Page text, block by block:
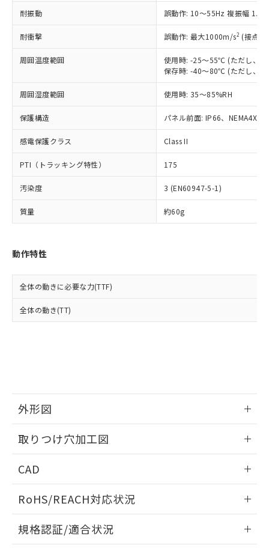
耐振動 誤動作: 10～55Hz 複振幅
耐衝撃 誤動作: 最大1000m/s2 (接点
周囲温度範囲
使用時: -25～55℃ (ただし、氷
保存時: -40～80℃ (ただし、氷
周囲湿度範囲 使用時: 35～85%RH
保護構造 パネル前面: IP66、NEMA4X,
感電保護クラス Class II
PTI（トラッキング特性） 175
汚染度 3 (EN60947-5-1)
質量 約60g
動作特性
全体の動きに必要な力(TTF)
全体の動き(TT)
外形図
取りつけ穴加工図
CAD
ドすることができます。
ログイン/会員登録
RoHS/REACH対応状況
EU RoHS 注意事項・凡例
規格認証/適合状況
記載している更新日時点での社内デー
タに基づき作成されるものであり、閲
覧された時点での実際の在庫および標
準価格とは異なる場合があることをご
正式な納期状況および標準価格はお客
様のお取引先、またはお客様担当のオ
ムロン制御機器販売店・当社販売員に
オムロン制御機器販売店や当社販売拠
販売ネットワーク
」をご確認
ください。
在庫状況および標準価格結果を当社の
事前の承諾なく第三者に漏洩または開
示しないようお願いします。
マイパーツ機能（部品リスト作成サー
ビス）をご利用いただくには、I-Web
メンバーズにご登録されている必要が
および当社の共同利用者が、当社の製
品・サービスに関するお客様との取
をご了承ください。
※当社の共同利用者とは、"個人情報
鉛(Pb) 1000ppm以下、 水銀(Hg) 1000ppm以下、 カド
六価クロム(Cr(Ⅵ)) 1000ppm以下、ポリ臭化ビフェニル
類(PBB) 1000ppm以下、ポリ臭化ジフェニルエーテル類
(PBDE) 1000ppm以下、フタル酸ビス(2-エチルヘキシ
ル) (DEHP)(別名：DOP) 1000ppm以下、フタル酸ブチ
ルベンジル（BBP） 1000ppm以下、フタル酸ジブチル
（DBP） 1000ppm以下、フタル酸ジイソブチル
(DIBP) 1000ppm以下
但し、RoHS指令で産業用監視および制御機器に対する
適用除外項目は除く。
フタル酸エステル類の４物質については閾値を超える意
図的な使用がないことを確認しています。
※2 対応予定月
部品在庫の切り替え状況などにより、予定
月が前後することがあります。
下記の非含有証明書をダウンロードするこ
とができます。
EU RoHS指令（10物質）の非含有証明書
物質の対応では、対応完了までの期間は出
荷製品に未対応品が混在することから備考
既に当社にて対応品への在庫切替を完了
していることから、特段のことがない限
り、2022年1月12日より割愛しておりま
*中国RoHS10物質の基準値 (GB/T26572)：
Pb(鉛) :1000ppm、 Hg(水銀) : 1000ppm、 Cd(カドミウ
Cr(Ⅵ)(六価クロム) : 1000ppm、 PBBs(ポリ臭化ビフェ
ニル類) : 1000ppm、 PBDEs(ポリ臭化ジフェニルエーテ
ル) : 1000ppm、
DEHP(フタル酸ビス(2-エチルヘキシル)) : 1000ppm
※2 環境保護使用期限
「ｅ」：有害物質（10物質）のすべてが基
準値以下であることを示します。
「10」：通常の使用状況下において有害物
質が外部に漏えいし、環境に深刻な影響を
及ぼさない年数を意味します。
（以下｢規制貨物等」という）を輸出
または国外への提供する場合は、日本
国政府の輸出許可(または役務取引許
可)を取得するなどの必要な手続きを
当社は規制貨物を破棄する場合は、完
全に破砕するなど、違法に輸出されな
いよう必要な手段を講じます。
当社は貴社製品を、核兵器、ミサイ
ル、化学兵器、生物兵器またはその他
武器並びにこれらの製造装置等に一切
使用いたしません。
当社は、貴社製品を第三者に販売する
場合は、上記1、2および3の内容を当
該第三者に通知します。また当社は、
販売先および販売に係わる関係者が違
法に輸出するおそれがある場合は、取
り引きをいたしません。
○ 一定数以上の在庫あり
△ 一定数には満たないが在庫あり
在庫なし(最新の在庫状況につ
いては、お客様のお取引先、ま
たはお客様担当のオムロン制御
機器販売店・当社販売員にご確
認ください)
受注生産機種、また在庫状況の
情報を公開していない機種